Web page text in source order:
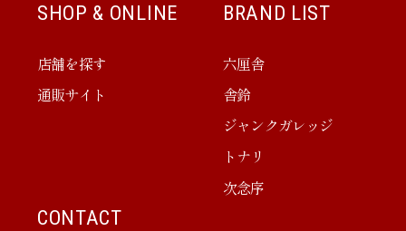
SHOP & ONLINE
店舗を探す
通販サイト
BRAND LIST
六厘舎
舎鈴
ジャンクガレッジ
トナリ
次念序
CONTACT